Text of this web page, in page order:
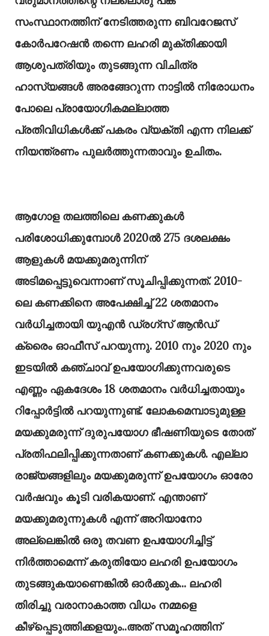
സംസ്ഥാനത്തിന് നേടിത്തരുന്ന ബിവറേജസ്
കോർപറേഷൻ തന്നെ ലഹരി മുക്തിക്കായി
ആശുപത്രിയും തുടങ്ങുന്ന വിചിത്ര
ഹാസ്യങ്ങൾ അരങ്ങേറുന്ന നാട്ടിൽ നിരോധനം
പോലെ പ്രായോഗികമല്ലാത്ത
പ്രതിവിധികൾക്ക് പകരം വ്യക്തി എന്ന നിലക്ക്
നിയന്ത്രണം പുലർത്തുന്നതാവും ഉചിതം.
ആഗോള തലത്തിലെ കണക്കുകൾ
പരിശോധിക്കുമ്പോൾ 2020ൽ 275 ദശലക്ഷം
ആളുകൾ മയക്കുമരുന്നിന്
അടിമപ്പെട്ടുവെന്നാണ് സൂചിപ്പിക്കുന്നത്. 2010-
ലെ കണക്കിനെ അപേക്ഷിച്ച് 22 ശതമാനം
വർധിച്ചതായി യുഎൻ ഡ്രഗ്സ് ആൻഡ്
ക്രൈം ഓഫീസ് പറയുന്നു. 2010 നും 2020 നും
ഇടയിൽ കഞ്ചാവ് ഉപയോഗിക്കുന്നവരുടെ
എണ്ണം ഏകദേശം 18 ശതമാനം വർധിച്ചതായും
റിപ്പോർട്ടിൽ പറയുന്നുണ്ട്. ലോകമെമ്പാടുമുള്ള
മയക്കുമരുന്ന് ദുരുപയോഗ ഭീഷണിയുടെ തോത്
പ്രതിഫലിപ്പിക്കുന്നതാണ് കണക്കുകൾ. എല്ലാ
രാജ്യങ്ങളിലും മയക്കുമരുന്ന് ഉപയോഗം ഓരോ
വർഷവും കൂടി വരികയാണ്. എന്താണ്
മയക്കുമരുന്നുകൾ എന്ന് അറിയാനോ
അല്ലെങ്കിൽ ഒരു തവണ ഉപയോഗിച്ചിട്ട്
നിർത്താമെന്ന് കരുതിയോ ലഹരി ഉപയോഗം
തുടങ്ങുകയാണെങ്കിൽ ഓർക്കുക... ലഹരി
തിരിച്ചു വരാനാകാത്ത വിധം നമ്മളെ
കീഴ്‌പ്പെടുത്തിക്കളയും..അത് സമൂഹത്തിന്